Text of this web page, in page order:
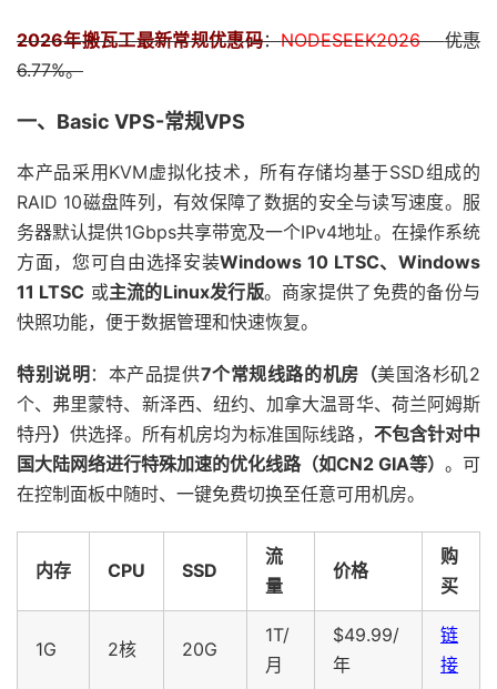
2026年搬瓦工最新常规优惠码：NODESEEK2026优惠
6.77%。
一、Basic VPS-常规VPS
本产品采用KVM虚拟化技术，所有存储均基于SSD组成的
RAID 10磁盘阵列，有效保障了数据的安全与读写速度。服
务器默认提供1Gbps共享带宽及一个IPv4地址。在操作系统
方面，您可自由选择安装Windows 10 LTSC、Windows
11 LTSC ​ 或主流的Linux发行版。商家提供了免费的备份与
快照功能，便于数据管理和快速恢复。
特别说明：本产品提供7个常规线路的机房（美国洛杉矶2
个、弗里蒙特、新泽西、纽约、加拿大温哥华、荷兰阿姆斯
特丹）供选择。所有机房均为标准国际线路， 不包含针对中
国大陆网络进行特殊加速的优化线路（如CN2 GIA等） 。可
在控制面板中随时、一键免费切换至任意可用机房。
内存 CPU SSD
流
量
价格
购
买
1G 2核 20G
1T/
月
$49.99/
年
链
接